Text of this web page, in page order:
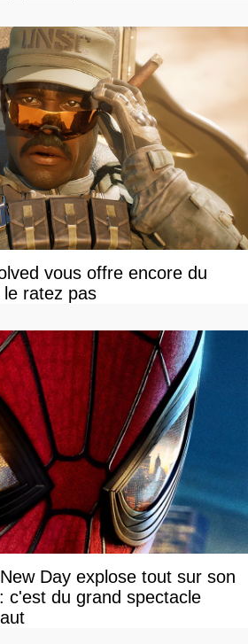
vous offre encore du
ratez pas
Day explose tout sur son
c'est du grand spectacle